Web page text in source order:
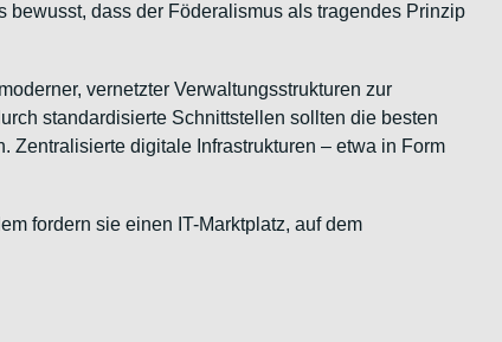
dass der Föderalismus als tragendes Prinzip
vernetzter Verwaltungsstrukturen zur
standardisierte Schnittstellen sollten die besten
Zentralisierte digitale Infrastrukturen – etwa in Form
fordern sie einen IT-Marktplatz, auf dem